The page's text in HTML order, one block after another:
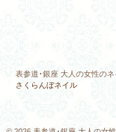
表参道･銀座 大人の女性の
さくらんぼネイル